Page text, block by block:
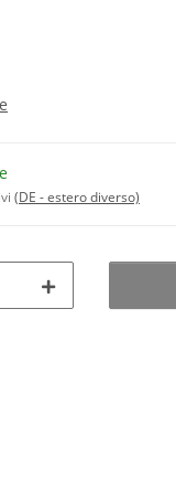
(DE - estero diverso)